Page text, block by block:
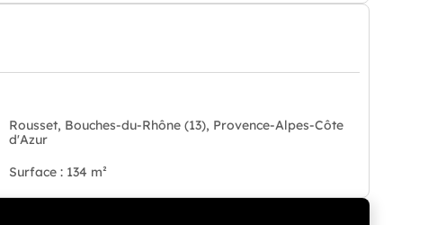
Rousset, Bouches-du-Rhône (13), Provence-Alpes-Côte
d'Azur
Surface : 134 m²